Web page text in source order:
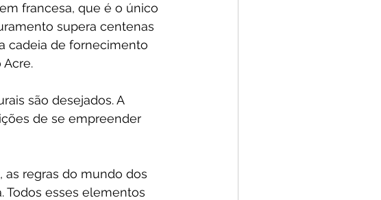
francesa, que é o único
supera centenas
cadeia de fornecimento
Acre.
são desejados. A
de se empreender
as regras do mundo dos
Todos esses elementos